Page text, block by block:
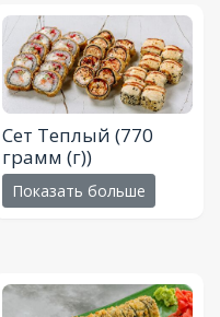
Сет Теплый (770
грамм (г))
Показать больше